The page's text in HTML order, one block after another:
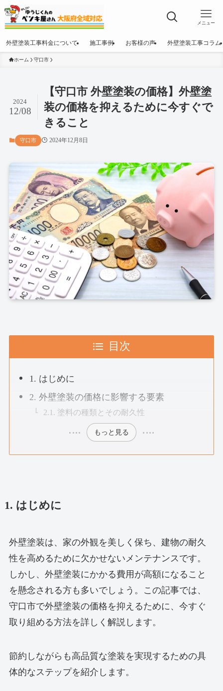
メニュー
外壁塗装工事料金について 施工事例 お客様の声 外壁塗装工事コラム
ホーム 守口市
【守口市 外壁塗装の価格】外壁塗
装の価格を抑えるために今すぐで
きること
2024
12/08
守口市 2024年12月8日
目次
1. はじめに
2. 外壁塗装の価格に影響する要素
2.1. 塗料の種類とその耐久性
もっと見る
1. はじめに
外壁塗装は、家の外観を美しく保ち、建物の耐久
性を高めるために欠かせないメンテナンスです。
しかし、外壁塗装にかかる費用が高額になること
を懸念される方も多いでしょう。この記事では、
守口市で外壁塗装の価格を抑えるために、今すぐ
取り組める方法を詳しく解説します。
節約しながらも高品質な塗装を実現するための具
体的なステップを紹介します。